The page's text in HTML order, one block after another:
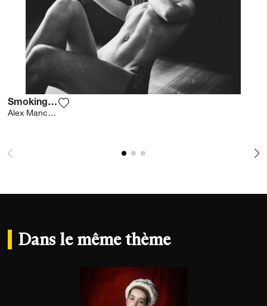
Smoking Love
Alex Manchev
Dans le même thème